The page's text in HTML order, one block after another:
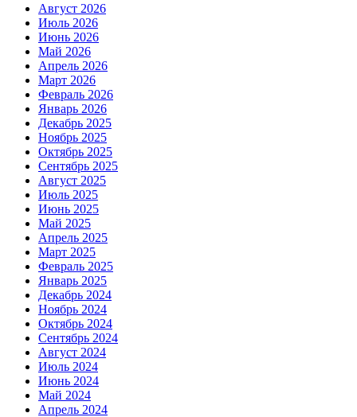
Август 2026
Июль 2026
Июнь 2026
Май 2026
Апрель 2026
Март 2026
Февраль 2026
Январь 2026
Декабрь 2025
Ноябрь 2025
Октябрь 2025
Сентябрь 2025
Август 2025
Июль 2025
Июнь 2025
Май 2025
Апрель 2025
Март 2025
Февраль 2025
Январь 2025
Декабрь 2024
Ноябрь 2024
Октябрь 2024
Сентябрь 2024
Август 2024
Июль 2024
Июнь 2024
Май 2024
Апрель 2024